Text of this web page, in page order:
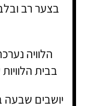
בצער רב
הלוויה נערכה
בבית